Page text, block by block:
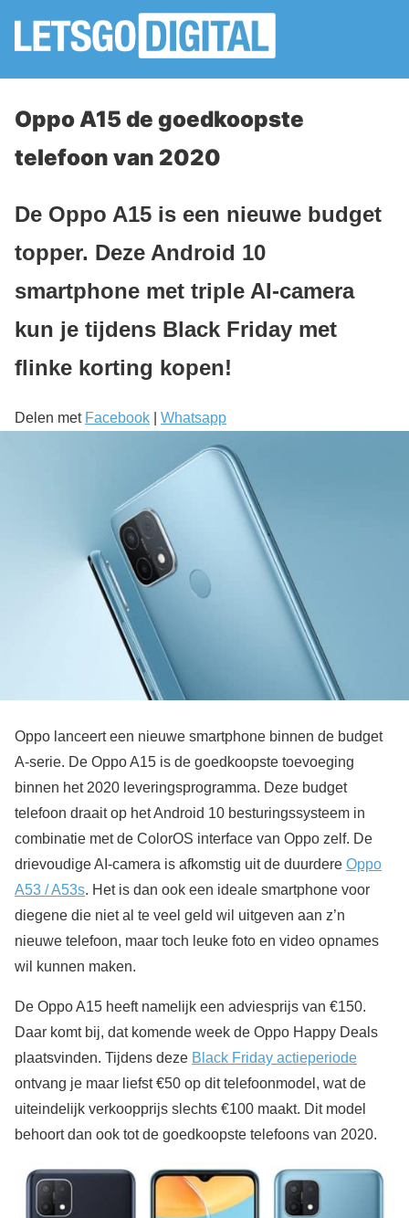
Oppo A15 de goedkoopste
telefoon van 2020
De Oppo A15 is een nieuwe budget
topper. Deze Android 10
smartphone met triple AI-camera
kun je tijdens Black Friday met
flinke korting kopen!
Delen met Facebook Whatsapp
Oppo lanceert een nieuwe smartphone binnen de budget
A-serie. De Oppo A15 is de goedkoopste toevoeging
binnen het 2020 leveringsprogramma. Deze budget
telefoon draait op het Android 10 besturingssysteem in
combinatie met de ColorOS interface van Oppo zelf. De
drievoudige AI-camera is afkomstig uit de duurdere Oppo
A53 / A53s. Het is dan ook een ideale smartphone voor
diegene die niet al te veel geld wil uitgeven aan z’n
nieuwe telefoon, maar toch leuke foto en video opnames
wil kunnen maken.
De Oppo A15 heeft namelijk een adviesprijs van €150.
Daar komt bij, dat komende week de Oppo Happy Deals
plaatsvinden. Tijdens deze Black Friday actieperiode
ontvang je maar liefst €50 op dit telefoonmodel, wat de
uiteindelijk verkoopprijs slechts €100 maakt. Dit model
behoort dan ook tot de goedkoopste telefoons van 2020.